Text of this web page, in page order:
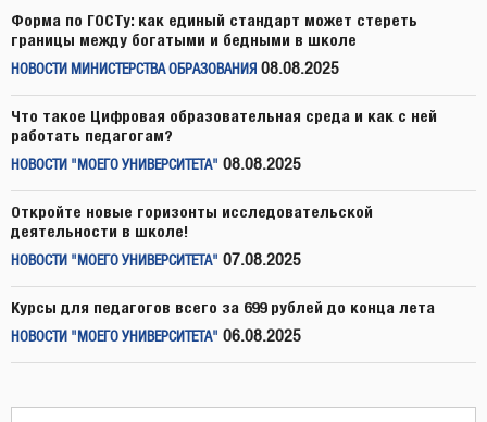
Форма по ГОСТу: как единый стандарт может стереть
границы между богатыми и бедными в школе
НОВОСТИ МИНИСТЕРСТВА ОБРАЗОВАНИЯ 08.08.2025
Что такое Цифровая образовательная среда и как с ней
работать педагогам?
НОВОСТИ "МОЕГО УНИВЕРСИТЕТА" 08.08.2025
Откройте новые горизонты исследовательской
деятельности в школе!
НОВОСТИ "МОЕГО УНИВЕРСИТЕТА" 07.08.2025
Курсы для педагогов всего за 699 рублей до конца лета
НОВОСТИ "МОЕГО УНИВЕРСИТЕТА" 06.08.2025